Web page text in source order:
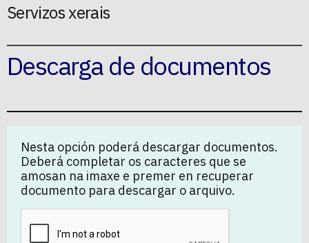
Servizos xerais
Descarga de documentos
Nesta opción poderá descargar documentos.
Deberá completar os caracteres que se
amosan na imaxe e premer en recuperar
documento para descargar o arquivo.